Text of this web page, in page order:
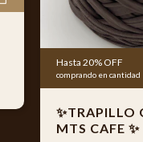
elimina
ofrecer un material
de tejer
Hasta 20% OFF
comprando en cantidad
✨TRAPILLO
MTS CAFE ✨